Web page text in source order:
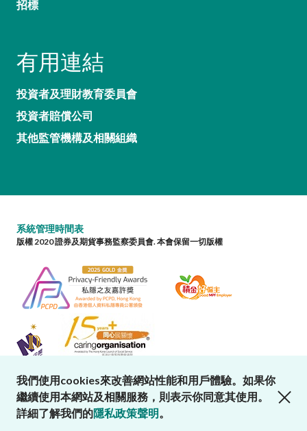
招標
有用連結
投資者及理財教育委員會
投資者賠償公司
其他監管機構及相關組織
系統管理時間表
版權 2020 證券及期貨事務監察委員會. 本會保留一切版權
我們使用cookies來改善網站性能和用戶體驗。如果你
繼續使用本網站及相關服務，則表示你同意其使用。
詳細了解我們的隱私政策聲明。
close cookies alert